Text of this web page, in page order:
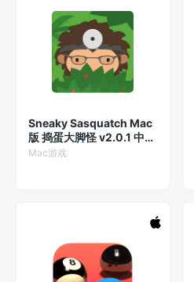
Sneaky Sasquatch Mac
版 捣蛋大脚怪 v2.0.1 中文
版
Mac游戏